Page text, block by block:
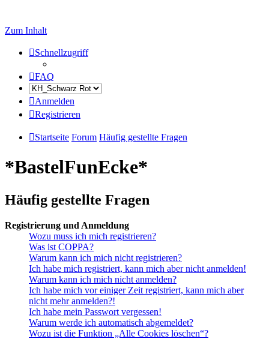
Zum Inhalt
Schnellzugriff
FAQ
Anmelden
Registrieren
Startseite Forum Häufig gestellte Fragen
*BastelFunEcke*
Häufig gestellte Fragen
Registrierung und Anmeldung
Wozu muss ich mich registrieren?
Was ist COPPA?
Warum kann ich mich nicht registrieren?
Ich habe mich registriert, kann mich aber nicht anmelden!
Warum kann ich mich nicht anmelden?
Ich habe mich vor einiger Zeit registriert, kann mich aber
nicht mehr anmelden?!
Ich habe mein Passwort vergessen!
Warum werde ich automatisch abgemeldet?
Wozu ist die Funktion „Alle Cookies löschen“?